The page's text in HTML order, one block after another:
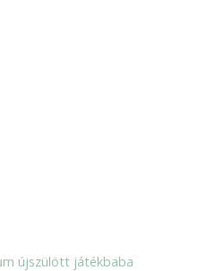
újszülött játékbaba